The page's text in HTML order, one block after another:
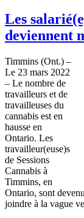
Les
deviennent
Timmins (Ont.) –
Le 23 mars 2022
– Le nombre de
travailleurs et de
travailleuses du
cannabis est en
hausse en
Ontario. Les
travailleur(euse)s
de Sessions
Cannabis à
Timmins, en
Ontario, sont
joindre à la vague